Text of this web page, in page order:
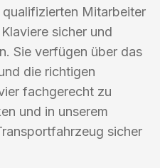
Mitarbeiter
sicher und
Sie verfügen über das
die richtigen
fachgerecht zu
und in unserem
sicher